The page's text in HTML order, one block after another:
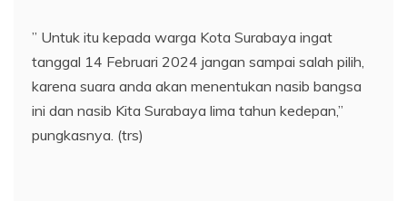
” Untuk itu kepada warga Kota Surabaya ingat
tanggal 14 Februari 2024 jangan sampai salah pilih,
karena suara anda akan menentukan nasib bangsa
ini dan nasib Kita Surabaya lima tahun kedepan,”
pungkasnya. (trs)